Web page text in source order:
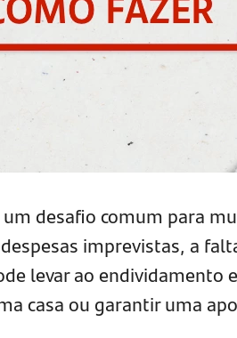
desafio comum para
imprevistas, a
levar ao endividamento
casa ou garantir uma